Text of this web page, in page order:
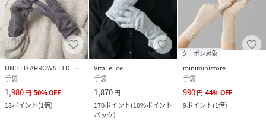
UNITED ARROWS LTD. OUTLET
手袋
1,980円 50%OFF
18ポイント(1倍)
VitaFelice
手袋
1,870円
170ポイント(10%ポイント
バック)
クーポン対象
miniministore
手袋
990円 44%OFF
9ポイント(1倍)